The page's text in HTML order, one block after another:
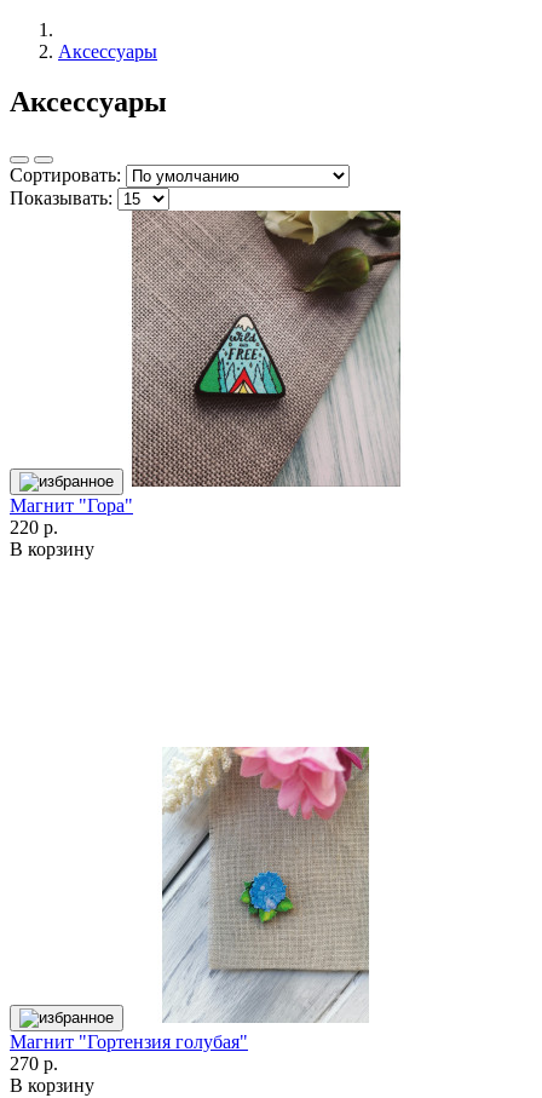
Аксессуары
Аксессуары
Сортировать:
Показывать:
Магнит "Гора"
220 р.
В корзину
Магнит "Гортензия голубая"
270 р.
В корзину